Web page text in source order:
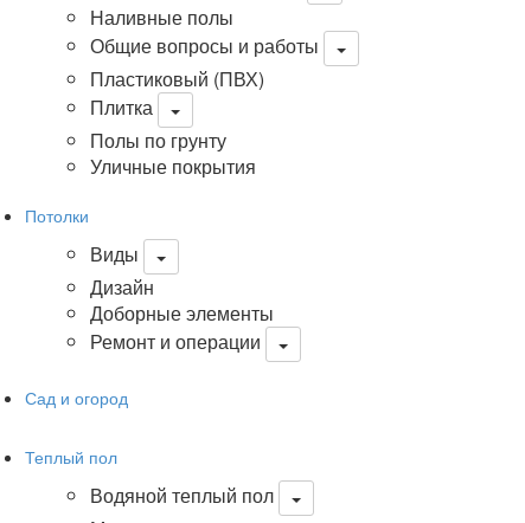
Наливные полы
Общие вопросы и работы
Пластиковый (ПВХ)
Плитка
Полы по грунту
Уличные покрытия
Потолки
Виды
Дизайн
Доборные элементы
Ремонт и операции
Сад и огород
Теплый пол
Водяной теплый пол